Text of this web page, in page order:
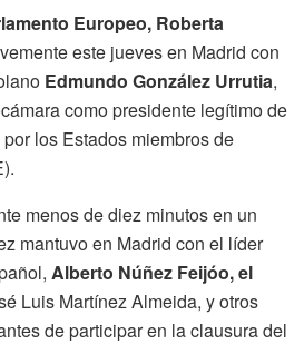
Europeo, Roberta
este jueves en Madrid con
Edmundo González Urrutia,
como presidente legítimo de
los Estados miembros de
menos de diez minutos en un
mantuvo en Madrid con el líder
Alberto Núñez Feijóo, el
Luis Martínez Almeida, y otros
de participar en la clausura del